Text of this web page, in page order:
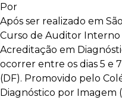
Por
Após ser realizado em
Curso de Auditor Interno
Acreditação em
ocorrer entre os dias 5 e
(DF). Promovido pelo
Diagnóstico por Imagem